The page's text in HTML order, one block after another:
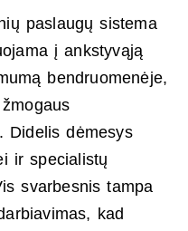
paslaugų sistema
į ankstyvąją
bendruomenėje,
Didelis dėmesys
ir specialistų
svarbesnis tampa
kad